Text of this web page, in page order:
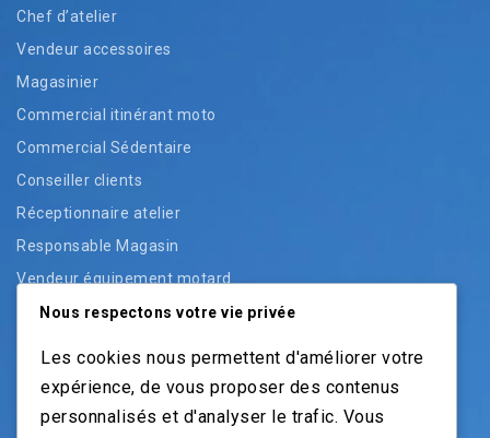
Chef d’atelier
Vendeur accessoires
Magasinier
Commercial itinérant moto
Commercial Sédentaire
Conseiller clients
Réceptionnaire atelier
Responsable Magasin
Vendeur équipement motard
Vendeur pièces
Vendeur véhicules occasion
Nous respectons votre vie privée
Les cookies nous permettent d'améliorer votre
expérience, de vous proposer des contenus
personnalisés et d'analyser le trafic. Vous